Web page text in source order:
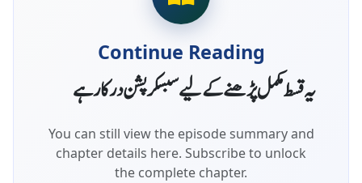
Continue Reading
یہ قسط مکمل پڑھنے کے لیے سبسکرپشن درکار ہے
You can still view the episode summary and
chapter details here. Subscribe to unlock
the complete chapter.